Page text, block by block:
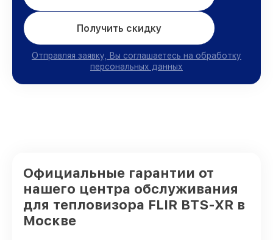
Получить скидку
Отправляя заявку, Вы соглашаетесь на обработку
персональных данных
Официальные гарантии от
нашего центра обслуживания
для тепловизора FLIR BTS-XR в
Москве